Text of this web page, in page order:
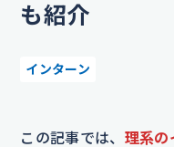
も紹介
インターン
この記事では、 理系の